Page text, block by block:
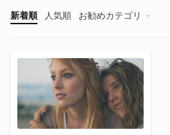
新着順 人気順 お勧めカテゴリ
自分を変える方法論
恋愛・婚活・パート
仕事の悩み
自己肯定感
お金のマインドセッ
コーチングの理論と